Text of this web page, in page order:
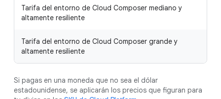
Tarifa del entorno de Cloud Composer mediano y
altamente resiliente
Tarifa del entorno de Cloud Composer grande y
altamente resiliente
Si pagas en una moneda que no sea el dólar
estadounidense, se aplicarán los precios que figuran para